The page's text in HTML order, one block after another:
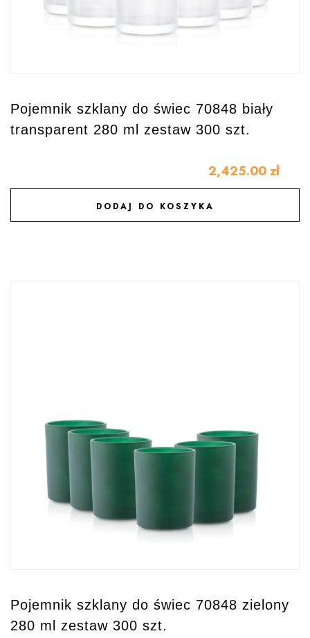
Pojemnik szklany do świec 70848 biały
transparent 280 ml zestaw 300 szt.
2,425.00 zł
DODAJ DO KOSZYKA
DODAJ DO ULUBIONYCH
Pojemnik szklany do świec 70848 zielony
280 ml zestaw 300 szt.